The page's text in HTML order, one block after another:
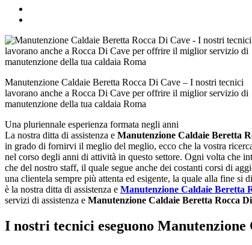
Manutenzione Caldaie Beretta Rocca Di Cave – I nostri tecnici
lavorano anche a Rocca Di Cave per offrire il miglior servizio di
manutenzione della tua caldaia Roma
Una pluriennale esperienza formata negli anni
La nostra ditta di assistenza e Manutenzione Caldaie Beretta
in grado di fornirvi il meglio del meglio, ecco che la vostra
nel corso degli anni di attività in questo settore. Ogni volta che
che del nostro staff, il quale segue anche dei costanti corsi di
una clientela sempre più attenta ed esigente, la quale alla fine
è la nostra ditta di assistenza e Manutenzione Caldaie Beretta
servizi di assistenza e Manutenzione Caldaie Beretta Rocca
I nostri tecnici eseguono